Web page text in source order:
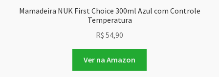
Mamadeira NUK First Choice 300ml Azul com Controle
Temperatura
R$ 54,90
Ver na Amazon